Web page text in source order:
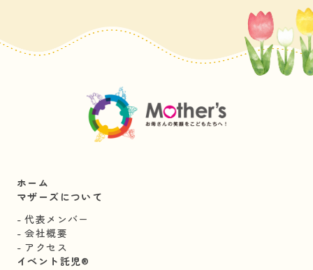
ホーム
マザーズについて
代表メンバー
会社概要
アクセス
イベント託児®︎